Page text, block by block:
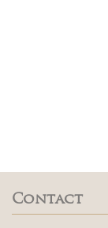
Contact